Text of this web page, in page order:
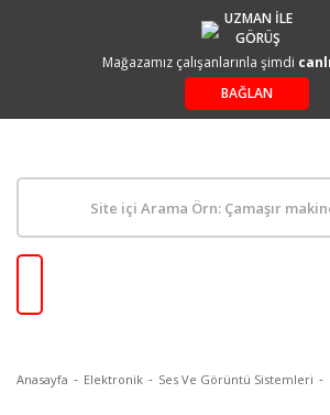
UZMAN İLE
GÖRÜŞ
Mağazamız çalışanlarınla şimdi canlı
BAĞLAN
Anasayfa Elektronik Ses Ve Görüntü Sistemleri